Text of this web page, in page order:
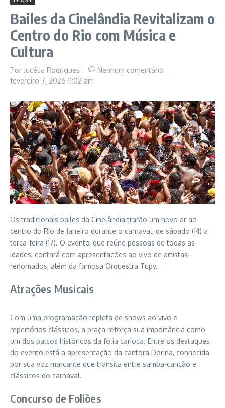
Bailes da Cinelândia Revitalizam o
Centro do Rio com Música e
Cultura
Por Jucélia Rodrigues
Nenhum comentário
fevereiro 7, 2026 11:02 am
Os tradicionais bailes da Cinelândia trarão um novo ar ao
centro do Rio de Janeiro durante o carnaval, de sábado (14) a
terça-feira (17). O evento, que reúne pessoas de todas as
idades, contará com apresentações ao vivo de artistas
renomados, além da famosa Orquestra Tupy.
Atrações Musicais
Com uma programação repleta de shows ao vivo e
repertórios clássicos, a praça reforça sua importância como
um dos palcos históricos da folia carioca. Entre os destaques
do evento está a apresentação da cantora Dorina, conhecida
por sua voz marcante que transita entre samba-canção e
clássicos do carnaval.
Concurso de Foliões